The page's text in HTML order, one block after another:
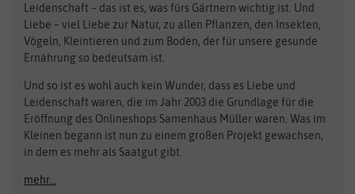
Obstsamen
Pilzbrut
Rasensamen
Steckzwiebeln
Zimmer & Kübelpflanzen
Kataloge
Schnäppchen
Anzucht & Gartenzubehör
Anzuchtschalen
Bingenheimer Saatgut
BioBalu
Bionana
BIOWOL
Blumicorn
Bûten Birds
Dürr-Samen
elho
Feldsaaten Freudenberger
Fertil
Flora Elite
Leidenschaft – das ist es, was fürs Gärtnern wichtig ist. Und
Liebe – viel Liebe zur Natur, zu allen Pflanzen, den Insekten,
Vögeln, Kleintieren und zum Boden, der für unsere gesunde
Ernährung so bedeutsam ist.
Und so ist es wohl auch kein Wunder, dass es Liebe und
Leidenschaft waren, die im Jahr 2003 die Grundlage für die
Eröffnung des Onlineshops Samenhaus Müller waren. Was im
Kleinen begann ist nun zu einem großen Projekt gewachsen,
in dem es mehr als Saatgut gibt.
mehr...